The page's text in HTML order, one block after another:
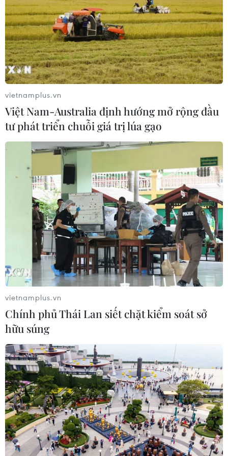
hướng sang người cao tuổi
08/08/2026 15:01
Nông sản Việt Nam còn nhiều dư địa
tại thị trường Algeria
08/08/2026 12:55
Dữ liệu việc làm Mỹ mở thêm dư địa
cho giá vàng trong tuần qua
08/08/2026 04:29
Nghệ An: OCOP đã có thương hiệu,
vì sao nông sản vẫn lo đầu ra?
08/08/2026 03:28
Xe điện Trung Quốc mở rộng
cuộc đua công nghệ ra Đông Nam Á
Canada áp dụng biện pháp tự vệ tạm
thời với tủ gỗ và tủ lavabo nhập khẩu
07/08/2026 14:52
Indonesia không áp thuế chống bán
phá giá với nhựa từ Việt Nam
07/08/2026 14:45
vietnamplus.vn
Việt Nam-Australia định hướng mở rộng đầu
tư phát triển chuỗi giá trị lúa gạo
vietnamplus.vn
Chính phủ Thái Lan siết chặt kiểm soát sở
hữu súng